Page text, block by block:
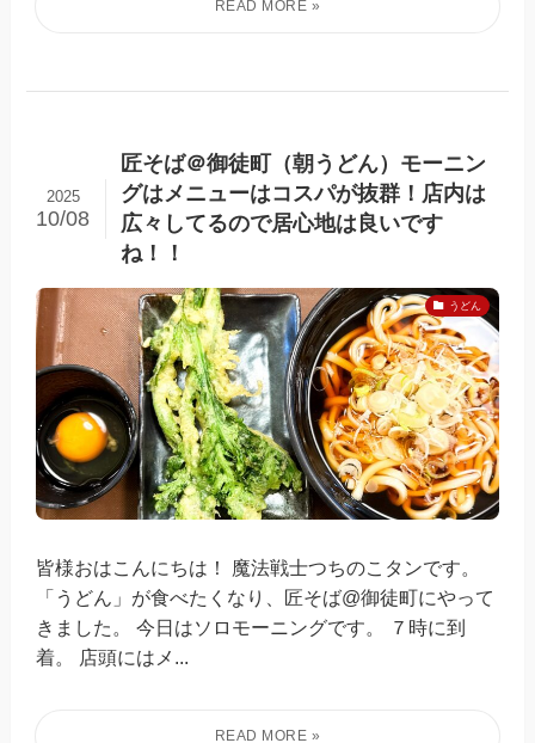
匠そば＠御徒町（朝うどん）モーニン
グはメニューはコスパが抜群！店内は
広々してるので居心地は良いです
ね！！
2025
10/08
うどん
皆様おはこんにちは！ 魔法戦士つちのこタンです。
「うどん」が食べたくなり、匠そば@御徒町にやって
きました。 今日はソロモーニングです。 ７時に到
着。 店頭にはメ...